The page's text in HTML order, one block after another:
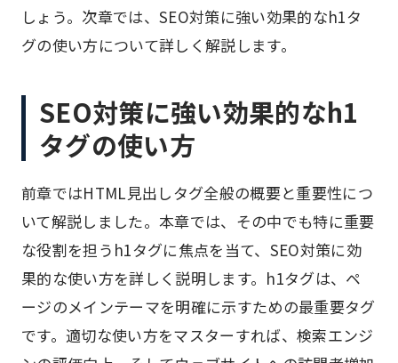
しょう。次章では、SEO対策に強い効果的なh1タ
グの使い方について詳しく解説します。
SEO対策に強い効果的なh1
タグの使い方
前章ではHTML見出しタグ全般の概要と重要性につ
いて解説しました。本章では、その中でも特に重要
な役割を担うh1タグに焦点を当て、SEO対策に効
果的な使い方を詳しく説明します。h1タグは、ペ
ージのメインテーマを明確に示すための最重要タグ
です。適切な使い方をマスターすれば、検索エンジ